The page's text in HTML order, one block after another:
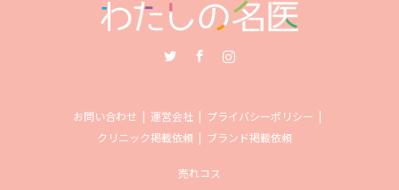
お問い合わせ 運営会社
プライバシーポリシー
クリニック掲載依頼
ブランド掲載依頼
売れコス